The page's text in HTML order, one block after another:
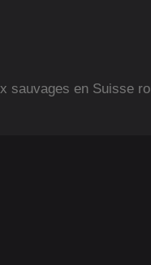
sauvages en Suisse